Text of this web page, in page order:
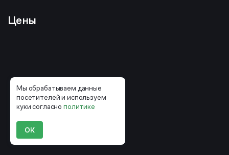
Мы обрабатываем данные
посетителей и используем
куки согласнополитике
ОК
Цены